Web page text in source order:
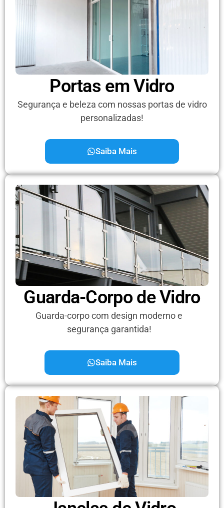
Portas em Vidro
Segurança e beleza com nossas portas de vidro
personalizadas!
Saiba Mais
Guarda-Corpo de Vidro
Guarda-corpo com design moderno e
segurança garantida!
Saiba Mais